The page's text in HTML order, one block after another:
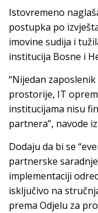
Istovremeno
postupka po
imovine sudija i
institucija Bosne i
“Nijedan
prostorije, IT
institucijama nisu
partnera”, navode iz
Dodaju da bi se
partnerske
implementaciji
isključivo na
prema Odjelu za